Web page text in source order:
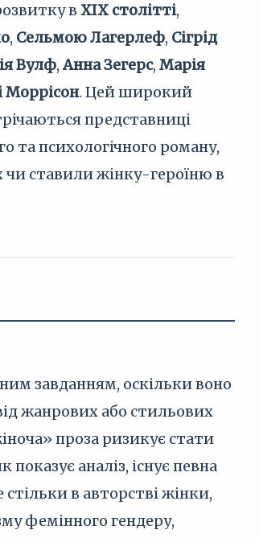
в XIX столітті,
, Сельмою Лагерлеф, Сігрід
Вулф,Анна Зегерс, Марія
Моррісон. Цей широкий
представниці
та психологічного роману,
чи ставили жінку-героїню в
завданням, оскільки воно
жанрових або стильових
проза ризикує стати
аналіз, існує певна
в авторстві жінки,
фемінного гендеру,